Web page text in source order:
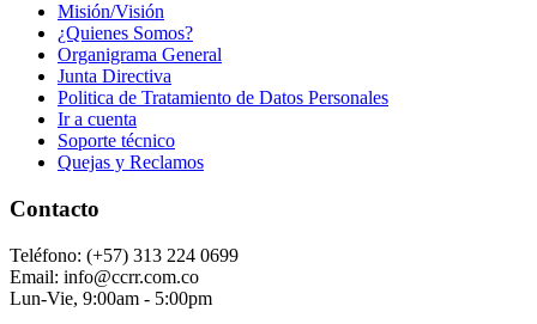
Misión/Visión
¿Quienes Somos?
Organigrama General
Junta Directiva
Politica de Tratamiento de Datos Personales
Ir a cuenta
Soporte técnico
Quejas y Reclamos
Contacto
Teléfono: (+57) 313 224 0699
Email: info@ccrr.com.co
Lun-Vie, 9:00am - 5:00pm